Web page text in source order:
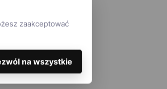
zaakceptować
na wszystkie